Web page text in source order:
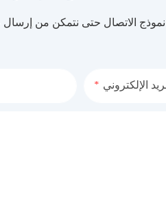
نموذج الاتصال حتى نتمكن من
الإلكتروني